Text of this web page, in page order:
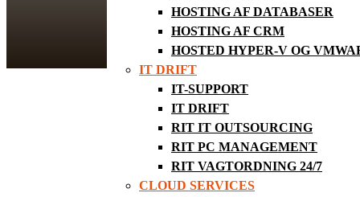
HOSTING AF DATABASER
HOSTING AF CRM
HOSTED HYPER-V OG
IT DRIFT
IT-SUPPORT
IT DRIFT
RIT IT OUTSOURCING
RIT PC MANAGEMENT
RIT VAGTORDNING 24/7
CLOUD SERVICES
På billedet ses direktørerne fra både ktp Data og RIT
Til højre ses direktør Johan Petersen, ktp Data a/s
ktp Data A/S skærper deres fokus på
I den forbindelse har vi hos RIT A/S